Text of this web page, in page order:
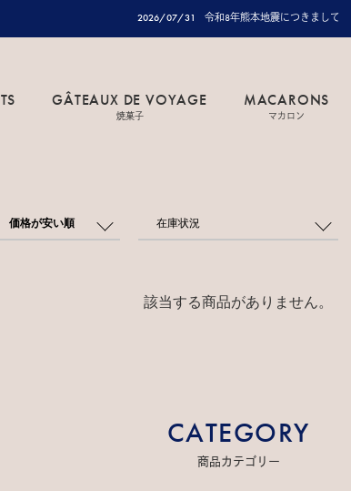
2026/07/31 令和8年熊本地震につきまして
GÂTEAUX DE VOYAGE
焼菓子
MACARONS
マカロン
価格が安い順 在庫状況
該当する商品がありません。
CATEGORY
商品カテゴリー